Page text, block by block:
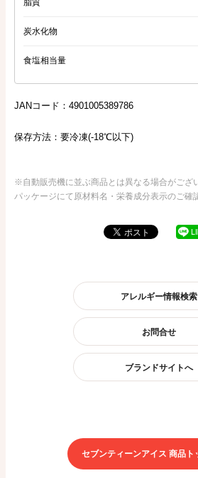
脂質
炭水化物
食塩相当量
JANコード：4901005389786
保存方法：要冷凍(-18℃以下)
※自動販売機に並ぶ商品とは異なる場合がござ
パッケージにて原材料名・栄養成分表示のご確
アレルギー情報検索
お問合せ
ブランドサイトへ
セブンティーンアイス 商品ト